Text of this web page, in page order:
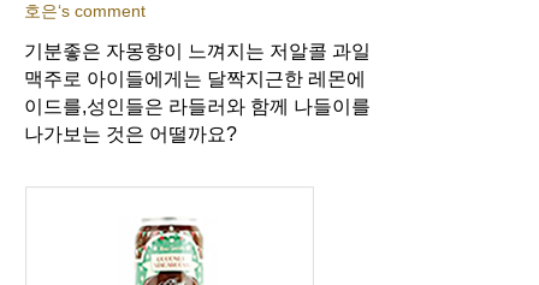
호은‘s comment
기분좋은 자몽향이 느껴지는 저알콜 과일
맥주로 아이들에게는 달짝지근한 레몬에
이드를,성인들은 라들러와 함께 나들이를
나가보는 것은 어떨까요?